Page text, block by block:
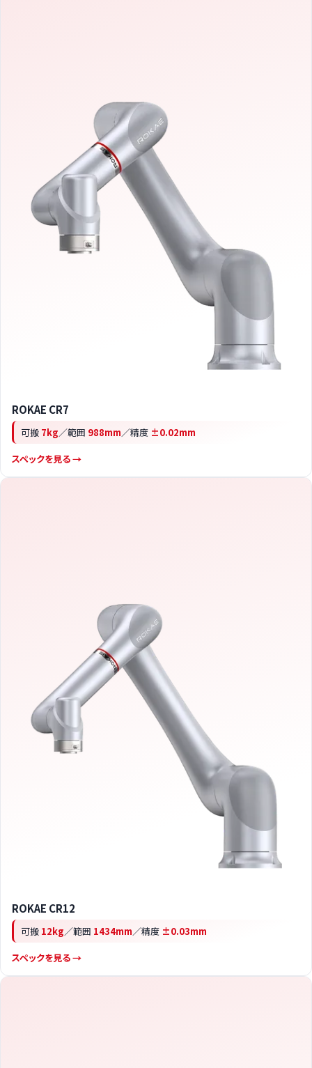
ROKAE CR7
可搬 7kg／範囲 988mm／精度 ±0.02mm
スペックを見る →
ROKAE CR12
可搬 12kg／範囲 1434mm／精度 ±0.03mm
スペックを見る →